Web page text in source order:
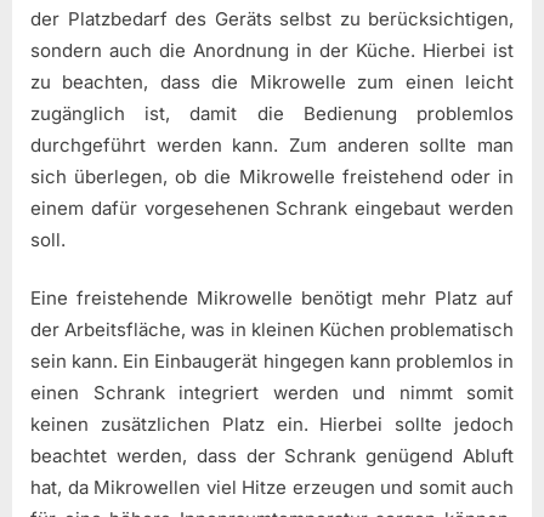
der Platzbedarf des Geräts selbst zu berücksichtigen,
sondern auch die Anordnung in der Küche. Hierbei ist
zu beachten, dass die Mikrowelle zum einen leicht
zugänglich ist, damit die Bedienung problemlos
durchgeführt werden kann. Zum anderen sollte man
sich überlegen, ob die Mikrowelle freistehend oder in
einem dafür vorgesehenen Schrank eingebaut werden
soll.
Eine freistehende Mikrowelle benötigt mehr Platz auf
der Arbeitsfläche, was in kleinen Küchen problematisch
sein kann. Ein Einbaugerät hingegen kann problemlos in
einen Schrank integriert werden und nimmt somit
keinen zusätzlichen Platz ein. Hierbei sollte jedoch
beachtet werden, dass der Schrank genügend Abluft
hat, da Mikrowellen viel Hitze erzeugen und somit auch